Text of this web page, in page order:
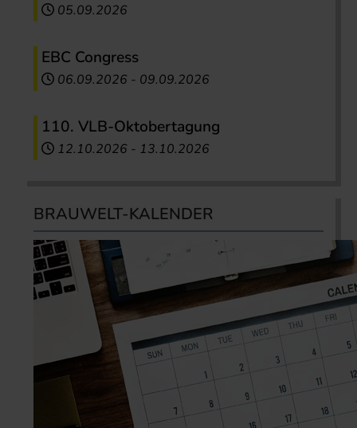
05.09.2026
EBC Congress
06.09.2026 - 09.09.2026
110. VLB-Oktobertagung
12.10.2026 - 13.10.2026
BRAUWELT-KALENDER